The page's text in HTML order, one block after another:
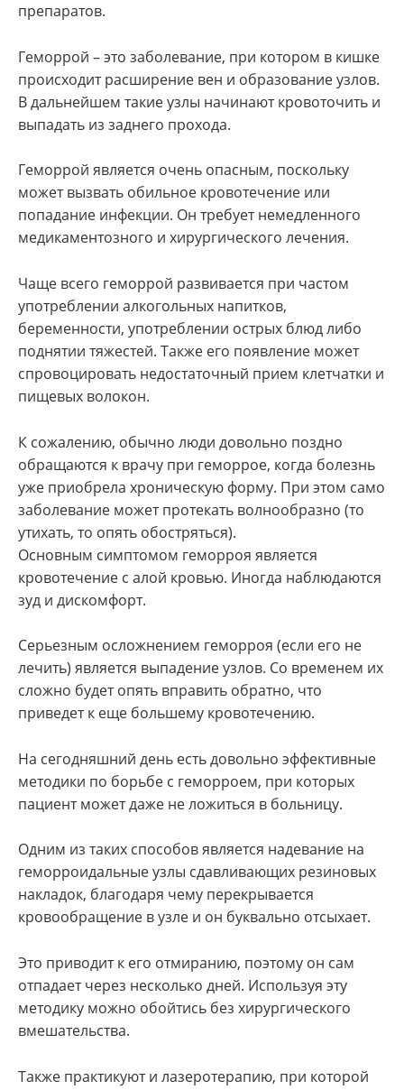
препаратов.
Геморрой – это заболевание, при котором в кишке
происходит расширение вен и образование узлов.
В дальнейшем такие узлы начинают кровоточить и
выпадать из заднего прохода.
Геморрой является очень опасным, поскольку
может вызвать обильное кровотечение или
попадание инфекции. Он требует немедленного
медикаментозного и хирургического лечения.
Чаще всего геморрой развивается при частом
употреблении алкогольных напитков,
беременности, употреблении острых блюд либо
поднятии тяжестей. Также его появление может
спровоцировать недостаточный прием клетчатки и
пищевых волокон.
К сожалению, обычно люди довольно поздно
обращаются к врачу при геморрое, когда болезнь
уже приобрела хроническую форму. При этом само
заболевание может протекать волнообразно (то
утихать, то опять обостряться).
Основным симптомом геморроя является
кровотечение с алой кровью. Иногда наблюдаются
зуд и дискомфорт.
Серьезным осложнением геморроя (если его не
лечить) является выпадение узлов. Со временем их
сложно будет опять вправить обратно, что
приведет к еще большему кровотечению.
На сегодняшний день есть довольно эффективные
методики по борьбе с геморроем, при которых
пациент может даже не ложиться в больницу.
Одним из таких способов является надевание на
геморроидальные узлы сдавливающих резиновых
накладок, благодаря чему перекрывается
кровообращение в узле и он буквально отсыхает.
Это приводит к его отмиранию, поэтому он сам
отпадает через несколько дней. Используя эту
методику можно обойтись без хирургического
вмешательства.
Также практикуют и лазеротерапию, при которой